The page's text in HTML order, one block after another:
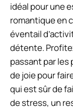
idéal pour une
romantique en
éventail
détente.
passant par les
de joie pour
qui est sûr de
de stress, un